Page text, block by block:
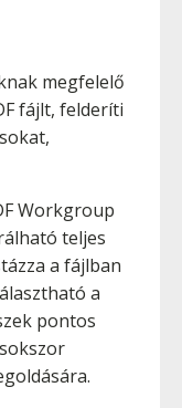
megfelelő
fájlt, felderíti
Workgroup
teljes
a fájlban
a
pontos